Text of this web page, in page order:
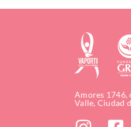
Amores 1746,
Valle, Ciudad